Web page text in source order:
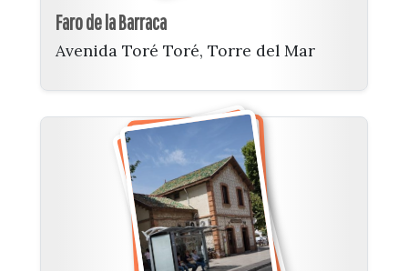
Faro de la Barraca
Avenida Toré Toré, Torre del Mar